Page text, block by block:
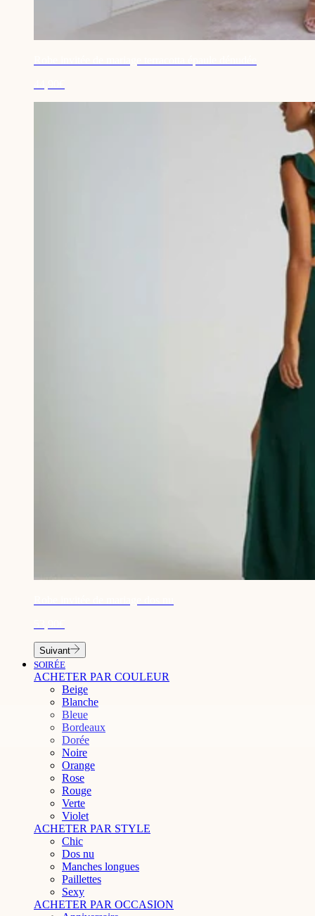
Suivant
SOIRÉE
ACHETER PAR COULEUR
Beige
Blanche
Bleue
Bordeaux
Dorée
Noire
Orange
Rose
Rouge
Verte
Violet
ACHETER PAR STYLE
Chic
Dos nu
Manches longues
Paillettes
Sexy
ACHETER PAR OCCASION